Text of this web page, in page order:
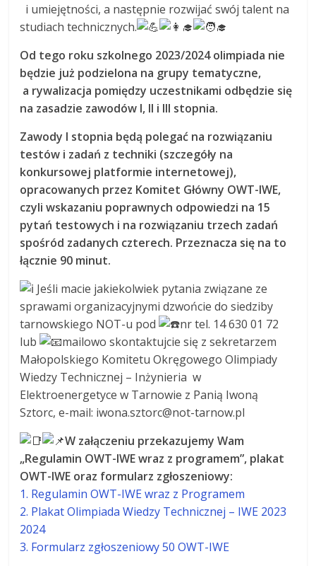
i umiejętności, a następnie rozwijać swój talent na
studiach technicznych.
Od tego roku szkolnego 2023/2024 olimpiada nie
będzie już podzielona na grupy tematyczne,
a rywalizacja pomiędzy uczestnikami odbędzie się
na zasadzie zawodów I, II i III stopnia.
Zawody I stopnia będą polegać na rozwiązaniu
testów i zadań z techniki (szczegóły na
konkursowej platformie internetowej),
opracowanych przez Komitet Główny OWT-IWE,
czyli wskazaniu poprawnych odpowiedzi na 15
pytań testowych i na rozwiązaniu trzech zadań
spośród zadanych czterech. Przeznacza się na to
łącznie 90 minut.
Jeśli macie jakiekolwiek pytania związane ze
sprawami organizacyjnymi dzwońcie do siedziby
tarnowskiego NOT-u pod
nr tel. 14 630 01 72
lub
mailowo skontaktujcie się z sekretarzem
Małopolskiego Komitetu Okręgowego Olimpiady
Wiedzy Technicznej – Inżynieria w
Elektroenergetyce w Tarnowie z Panią Iwoną
Sztorc, e-mail: iwona.sztorc@not-tarnow.pl
W załączeniu przekazujemy Wam
„Regulamin OWT-IWE wraz z programem”, plakat
OWT-IWE oraz formularz zgłoszeniowy:
1. Regulamin OWT-IWE wraz z Programem
2. Plakat Olimpiada Wiedzy Technicznej – IWE 2023
2024
3. Formularz zgłoszeniowy 50 OWT-IWE